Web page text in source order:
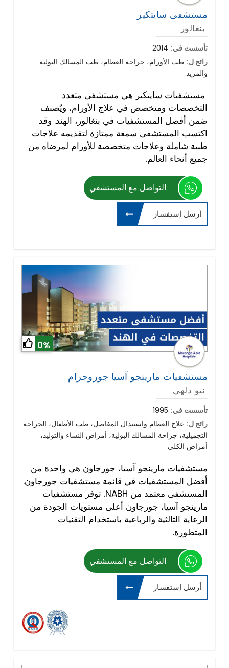
مستشفى سايتكير
بنغالور
تأسست في: 2014
رائج ل: طب الأورام، جراحة العظام، طب المسالك البولية
والمزيد
مستشفيات سايتكير هي مستشفى متعدد
التخصصات ومتخصص في علاج الأورام، ويُصنف
ضمن أفضل المستشفيات في بنغالور، الهند. وقد
اكتسب المستشفى سمعة ممتازة لتقديمه علاجات
طبية شاملة وعلاجات متخصصة للأورام لمرضاه من
جميع أنحاء العالم.
التواصل مع المستشفي
أرسل إستفسار
0%
مستشفيات مارينجو آسيا جوروجرام
نيو دلهي
تأسست في: 1995
رائج ل: علاج العظام واستبدال المفاصل، طب الأطفال، الجراحة
التجميلية، جراحة المسالك البولية، أمراض النساء والتوليد،
أمراض الكلى
مستشفيات مارينجو آسيا، جورجاون هي واحدة من
أفضل المستشفيات في قائمة مستشفيات جورجاون.
المستشفى معتمد من NABH. توفر مستشفيات
مارينجو آسيا، جورجاون أعلى مستويات الجودة من
الرعاية الثالثية والرباعية باستخدام التقنيات
المتطورة.
التواصل مع المستشفي
أرسل إستفسار